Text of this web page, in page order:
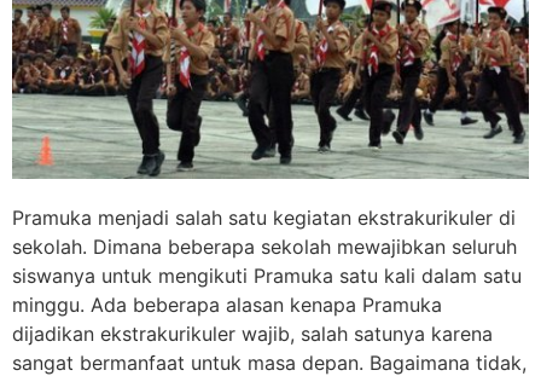
Pramuka menjadi salah satu kegiatan ekstrakurikuler di
sekolah. Dimana beberapa sekolah mewajibkan seluruh
siswanya untuk mengikuti Pramuka satu kali dalam satu
minggu. Ada beberapa alasan kenapa Pramuka
dijadikan ekstrakurikuler wajib, salah satunya karena
sangat bermanfaat untuk masa depan. Bagaimana tidak,